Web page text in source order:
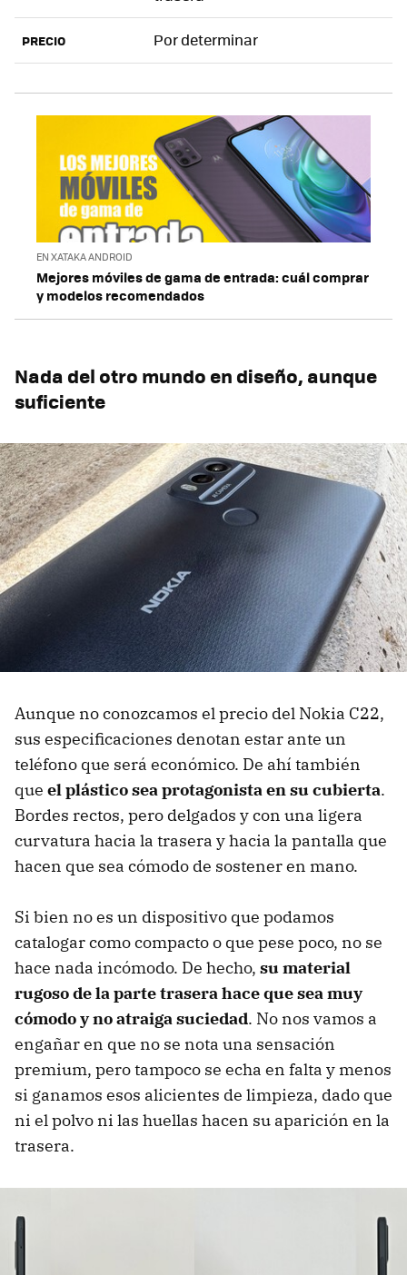
PRECIO Por determinar
EN XATAKA ANDROID
Mejores móviles de gama de entrada: cuál comprar
y modelos recomendados
Nada del otro mundo en diseño, aunque
suficiente
Aunque no conozcamos el precio del Nokia C22,
sus especificaciones denotan estar ante un
teléfono que será económico. De ahí también
que el plástico sea protagonista en su cubierta.
Bordes rectos, pero delgados y con una ligera
curvatura hacia la trasera y hacia la pantalla que
hacen que sea cómodo de sostener en mano.
Si bien no es un dispositivo que podamos
catalogar como compacto o que pese poco, no se
hace nada incómodo. De hecho, su material
rugoso de la parte trasera hace que sea muy
cómodo y no atraiga suciedad. No nos vamos a
engañar en que no se nota una sensación
premium, pero tampoco se echa en falta y menos
si ganamos esos alicientes de limpieza, dado que
ni el polvo ni las huellas hacen su aparición en la
trasera.